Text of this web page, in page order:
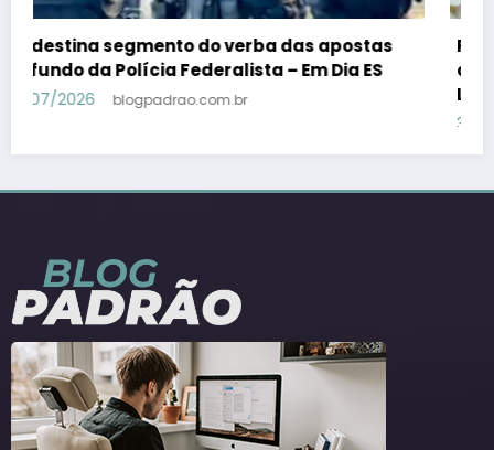
PSB confirma Geraldo Alckmin porquê
candidato a vice-presidente na fórmula com
Lula – Em Dia ES